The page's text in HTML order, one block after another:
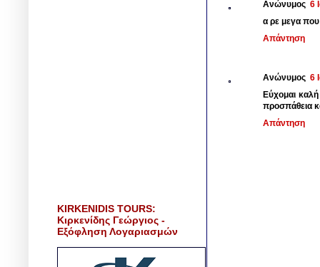
Ανώνυμος 6
α ρε μεγα που
Απάντηση
Ανώνυμος 6
Εύχομαι
προσπάθεια
Απάντηση
KIRKENIDIS TOURS:
Κιρκενίδης Γεώργιος -
Εξόφληση Λογαριασμών